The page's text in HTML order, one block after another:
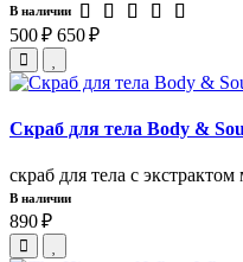
В наличии
500 ₽ 650 ₽
Скраб для тела Body &
скраб для тела с
В наличии
890 ₽